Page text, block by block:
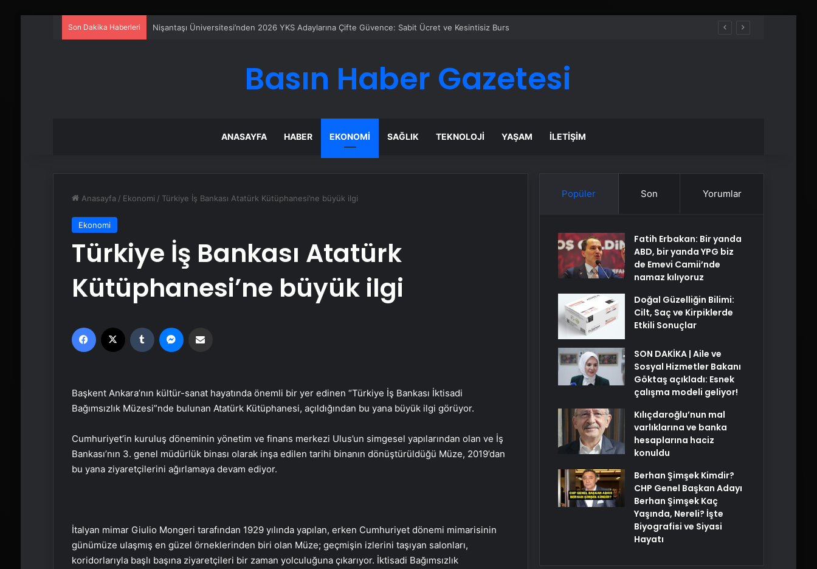
Son Dakika Haberleri Petmona : Kedi Maması ve Köpek Maması İle Tüm Evcil Hayvan Ürünleri
Basın Haber Gazetesi
ANASAYFA HABER EKONOMI SAĞLIK TEKNOLOJI YAŞAM İLETIŞIM
Anasayfa / Ekonomi / Türkiye İş Bankası Atatürk Kütüphanesi’ne büyük ilgi
Ekonomi
Türkiye İş Bankası Atatürk
Kütüphanesi’ne büyük ilgi
Facebook Tumblr
Başkent Ankara’nın kültür-sanat hayatında önemli bir yer edinen “Türkiye İş Bankası İktisadi
Bağımsızlık Müzesi”nde bulunan Atatürk Kütüphanesi, açıldığından bu yana büyük ilgi görüyor.
Cumhuriyet’in kuruluş döneminin yönetim ve finans merkezi Ulus’un simgesel yapılarından olan ve İş
Bankası’nın 3. genel müdürlük binası olarak inşa edilen tarihi binanın dönüştürüldüğü Müze, 2019’dan
bu yana ziyaretçilerini ağırlamaya devam ediyor.
İtalyan mimar Giulio Mongeri tarafından 1929 yılında yapılan, erken Cumhuriyet dönemi mimarisinin
günümüze ulaşmış en güzel örneklerinden biri olan Müze; geçmişin izlerini taşıyan salonları,
koridorlarıyla başlı başına ziyaretçileri bir zaman yolculuğuna çıkarıyor. İktisadi Bağımsızlık
Popüler Son Yorumlar
Fatih Erbakan: Bir yanda
ABD, bir yanda YPG biz
de Emevi Camii’nde
namaz kılıyoruz
Doğal Güzelliğin Bilimi:
Cilt, Saç ve Kirpiklerde
Etkili Sonuçlar
SON DAKİKA | Aile ve
Sosyal Hizmetler Bakanı
Göktaş açıkladı: Esnek
çalışma modeli geliyor!
Kılıçdaroğlu’nun mal
varlıklarına ve banka
hesaplarına haciz
konuldu
Berhan Şimşek Kimdir?
CHP Genel Başkan Adayı
Berhan Şimşek Kaç
Yaşında, Nereli? İşte
Biyografisi ve Siyasi
Hayatı